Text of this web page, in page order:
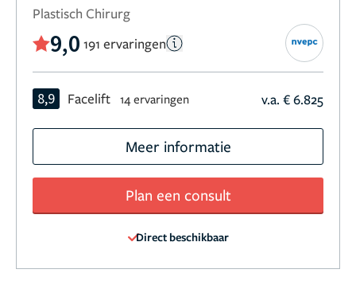
Plastisch Chirurg
9,0 191 ervaringen
8,9 Facelift 14 ervaringen v.a. € 6.825
Meer informatie
Plan een consult
Direct beschikbaar